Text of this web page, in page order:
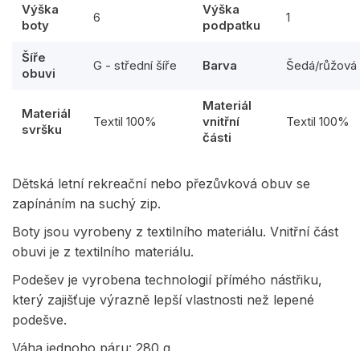
Výška
boty
6
Výška
podpatku
1
Šíře
obuvi
G - střední šíře Barva Šedá/růžová
Materiál
svršku
Textil 100%
Materiál
vnitřní
části
Textil 100%
Dětská letní rekreační nebo přezůvková obuv se
zapínáním na suchý zip.
Boty jsou vyrobeny z textilního materiálu. Vnitřní část
obuvi je z textilního materiálu.
Podešev je vyrobena technologií přímého nástřiku,
který zajišťuje výrazně lepší vlastnosti než lepené
podešve.
Váha jednoho páru: 280 g